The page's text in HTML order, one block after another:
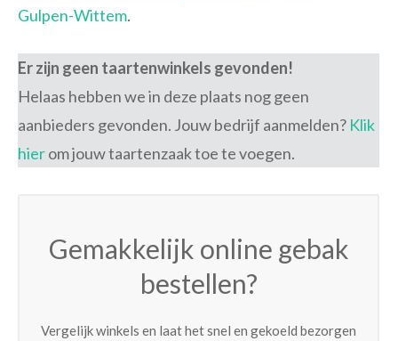
Gulpen-Wittem.
Er zijn geen taartenwinkels gevonden!
Helaas hebben we in deze plaats nog geen
aanbieders gevonden. Jouw bedrijf aanmelden? Klik
hierom jouw taartenzaak toe te voegen.
Gemakkelijk online gebak
bestellen?
Vergelijk winkels en laat het snel en gekoeld bezorgen